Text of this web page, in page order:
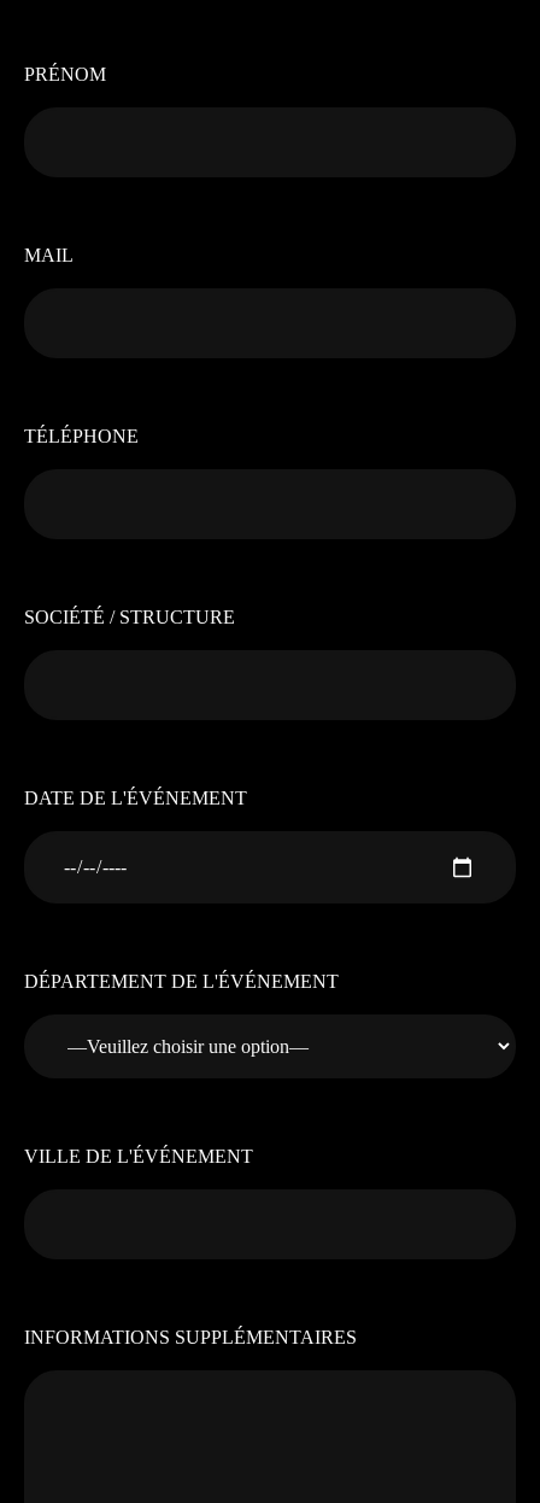
PRÉNOM
MAIL
TÉLÉPHONE
SOCIÉTÉ / STRUCTURE
DATE DE L'ÉVÉNEMENT
DÉPARTEMENT DE L'ÉVÉNEMENT
VILLE DE L'ÉVÉNEMENT
INFORMATIONS SUPPLÉMENTAIRES